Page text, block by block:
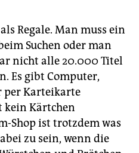
Regale. Man muss ein
Suchen oder man
nicht alle 20.000 Titel
Es gibt Computer,
per Karteikarte
kein Kärtchen
Shop ist trotzdem was
zu sein, wenn die